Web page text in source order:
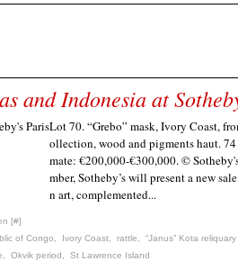
and Indonesia at
Lot 70. “Grebo” mask, Ivory Coast,
ollection, wood and pigments haut.
mate: €200,000-€300,000. ©
mber, Sotheby’s will present a new
n art, complemented...
[#]
of Congo Ivory Coast rattle “Janus” Kota
Okvik period St Lawrence Island